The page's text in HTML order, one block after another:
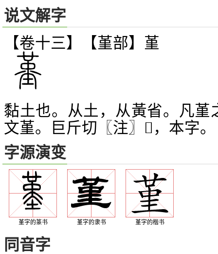
说文解字
【卷十三】【堇部】 堇
黏土也。从土，从黃省。凡堇
文堇。巨斤切〖注〗 𡏳 ，本字。
字源演变
堇字的篆书 堇字的隶书 堇字的楷书
同音字